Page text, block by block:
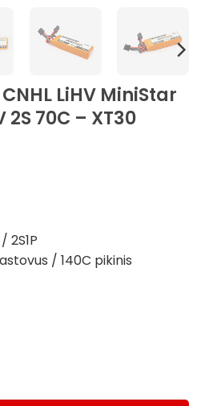
LiHV MiniStar
70C – XT30
2S1P
/ 140C pikinis
CNHL LiHV MiniStar HV